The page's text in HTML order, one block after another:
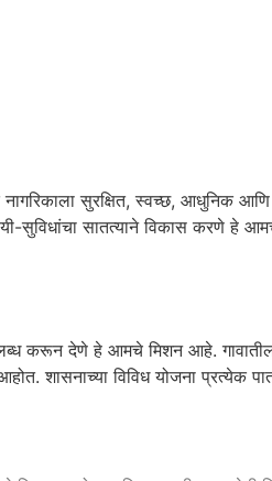
सुरक्षित, स्वच्छ, आधुनिक
सुविधांचा सातत्याने विकास करणे हे
करून देणे हे आमचे मिशन आहे.
शासनाच्या विविध योजना प्रत्येक